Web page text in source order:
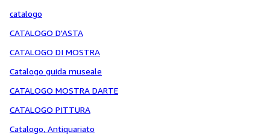
catalogo
CATALOGO D'ASTA
CATALOGO DI MOSTRA
Catalogo guida museale
CATALOGO MOSTRA DARTE
CATALOGO PITTURA
Catalogo, Antiquariato